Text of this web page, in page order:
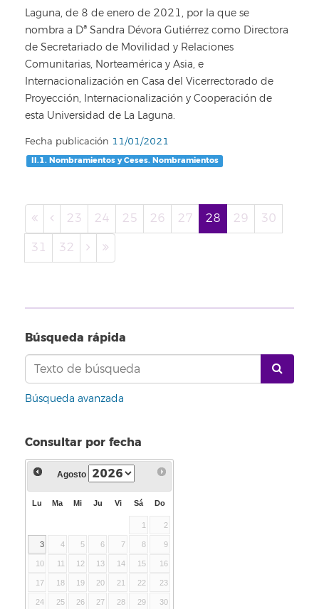
Laguna, de 8 de enero de 2021, por la que se
nombra a Dª Sandra Dévora Gutiérrez como Directora
de Secretariado de Movilidad y Relaciones
Comunitarias, Norteamérica y Asia, e
Internacionalización en Casa del Vicerrectorado de
Proyección, Internacionalización y Cooperación de
esta Universidad de La Laguna.
Fecha publicación 11/01/2021
II.1. Nombramientos y Ceses. Nombramientos
23 24 25 26 27 28 29 30
31 32
Búsqueda rápida
Búsqueda avanzada
Consultar por fecha
Agosto
Lu Ma Mi Ju Vi Sá Do
1 2
3 4 5 6 7 8 9
10 11 12 13 14 15 16
17 18 19 20 21 22 23
24 25 26 27 28 29 30